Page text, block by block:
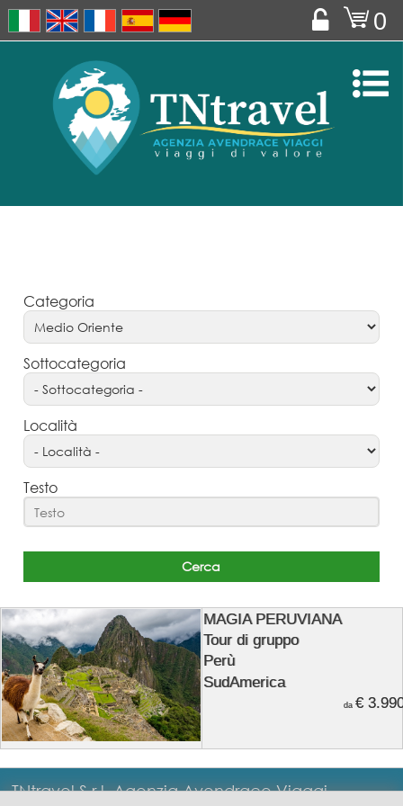
o 0


Categoria
Sottocategoria
Località
Testo
MAGIA PERUVIANA
Tour di gruppo
Perù
SudAmerica
da€
TNtravel S.r.l. Agenzia Avendrace Viaggi